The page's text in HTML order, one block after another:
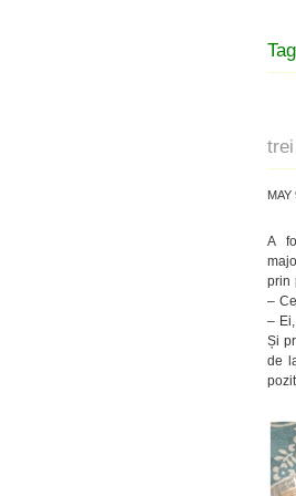
A
prin
–
–
Și
de